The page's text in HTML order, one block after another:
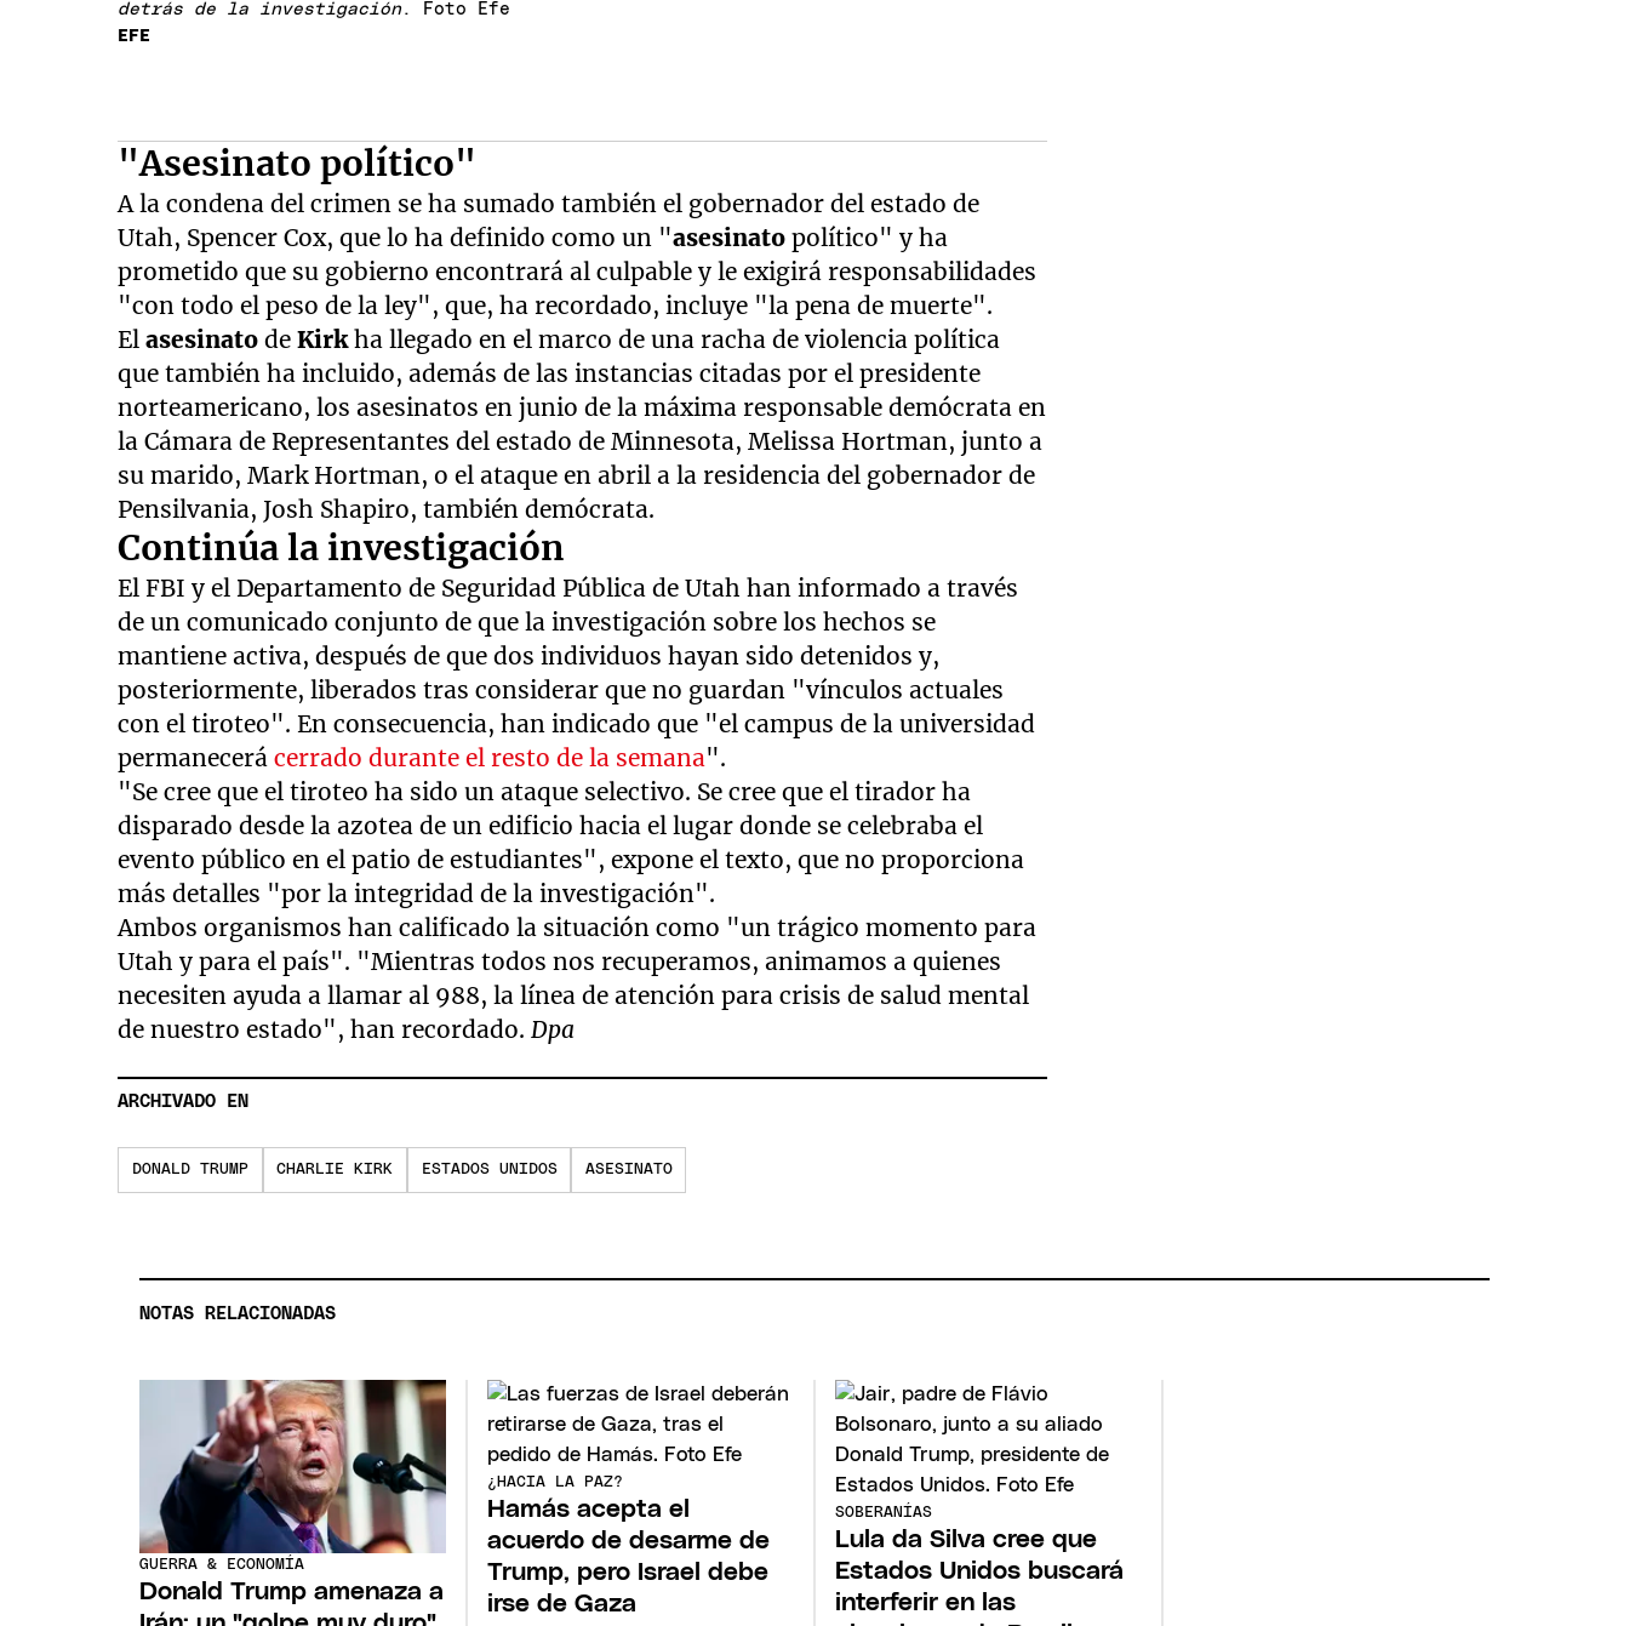
detrás de la investigación. Foto Efe
EFE
"Asesinato político"
A la condena del crimen se ha sumado también el gobernador del estado de
Utah, Spencer Cox, que lo ha definido como un "asesinatopolítico" y ha
prometido que su gobierno encontrará al culpable y le exigirá responsabilidades
"con todo el peso de la ley", que, ha recordado, incluye "la pena de muerte".
ElasesinatodeKirkha llegado en el marco de una racha de violencia política
que también ha incluido, además de las instancias citadas por el presidente
norteamericano, los asesinatos en junio de la máxima responsable demócrata en
la Cámara de Representantes del estado de Minnesota, Melissa Hortman, junto a
su marido, Mark Hortman, o el ataque en abril a la residencia del gobernador de
Pensilvania, Josh Shapiro, también demócrata.
Continúa la investigación
El FBI y el Departamento de Seguridad Pública de Utah han informado a través
de un comunicado conjunto de que la investigación sobre los hechos se
mantiene activa, después de que dos individuos hayan sido detenidos y,
posteriormente, liberados tras considerar que no guardan "vínculos actuales
con el tiroteo". En consecuencia, han indicado que "el campus de la universidad
permanecerácerrado durante el resto de la semana".
"Se cree que el tiroteo ha sido un ataque selectivo. Se cree que el tirador ha
disparado desde la azotea de un edificio hacia el lugar donde se celebraba el
evento público en el patio de estudiantes", expone el texto, que no proporciona
más detalles "por la integridad de la investigación".
Ambos organismos han calificado la situación como "un trágico momento para
Utah y para el país". "Mientras todos nos recuperamos, animamos a quienes
necesiten ayuda a llamar al 988, la línea de atención para crisis de salud mental
de nuestro estado", han recordado. Dpa
ARCHIVADO EN
DONALD TRUMP CHARLIE KIRK ESTADOS UNIDOS ASESINATO
NOTAS RELACIONADAS
GUERRA & ECONOMÍA
Donald Trump amenaza a
¿HACIA LA PAZ?
Hamás acepta el
acuerdo de desarme de
Trump, pero Israel debe
irse de Gaza
SOBERANÍAS
Lula da Silva cree que
Estados Unidos buscará
interferir en las